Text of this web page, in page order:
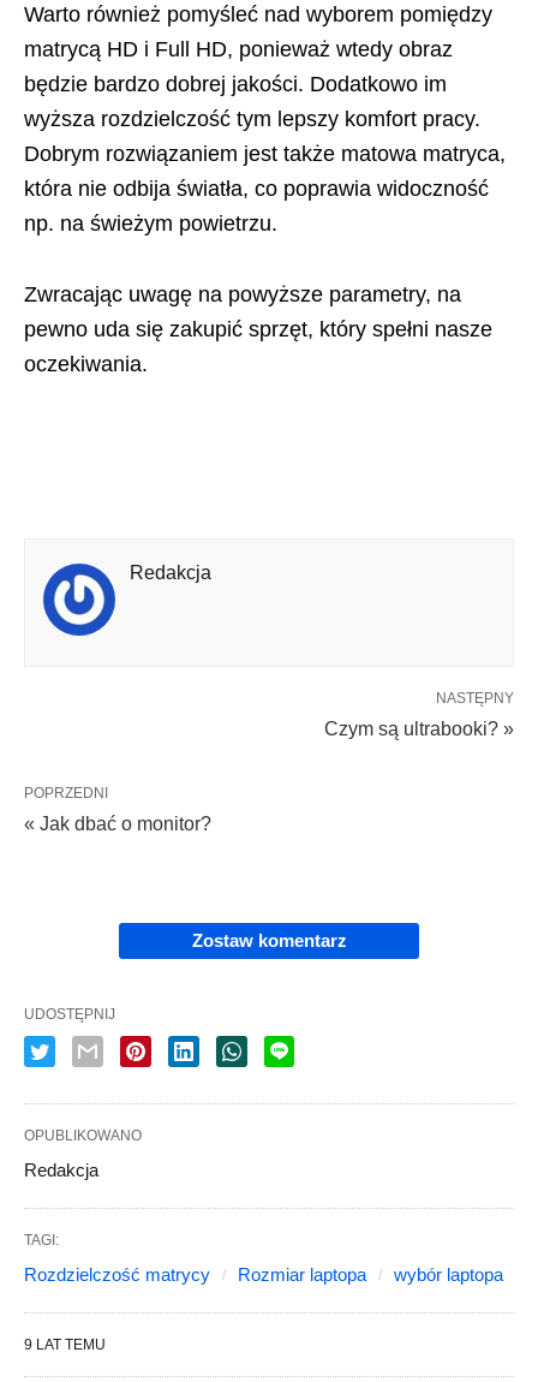
Warto również pomyśleć nad wyborem pomiędzy
matrycą HD i Full HD, ponieważ wtedy obraz
będzie bardzo dobrej jakości. Dodatkowo im
wyższa rozdzielczość tym lepszy komfort pracy.
Dobrym rozwiązaniem jest także matowa matryca,
która nie odbija światła, co poprawia widoczność
np. na świeżym powietrzu.
Zwracając uwagę na powyższe parametry, na
pewno uda się zakupić sprzęt, który spełni nasze
oczekiwania.
Redakcja
NASTĘPNY
Czym są ultrabooki? »
POPRZEDNI
« Jak dbać o monitor?
Zostaw komentarz
UDOSTĘPNIJ
OPUBLIKOWANO
Redakcja
TAGI:
Rozdzielczość matrycy Rozmiar laptopa wybór laptopa
9 LAT TEMU